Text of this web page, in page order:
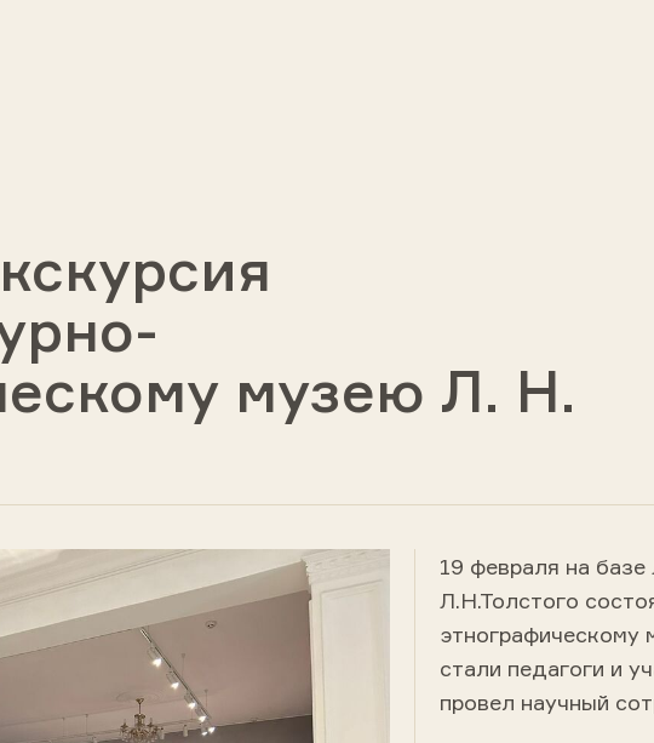
музею Л. Н.
19 февраля на
Л.Н.Толстого
этнографическому
стали педагоги и
провел научный